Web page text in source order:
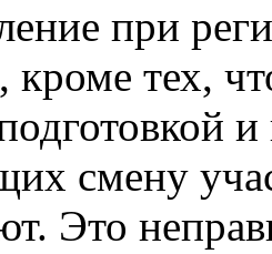
при
кроме тех,
смену
Это